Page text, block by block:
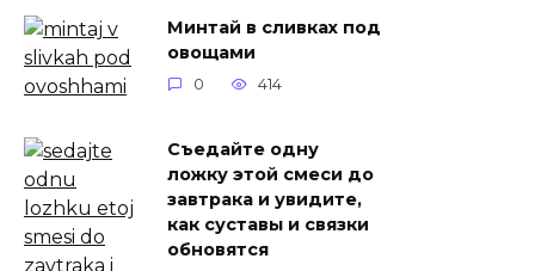
Минтай в сливках под
овощами
0 414
Съедайте одну
ложку этой смеси до
завтрака и увидите,
как суставы и связки
обновятся